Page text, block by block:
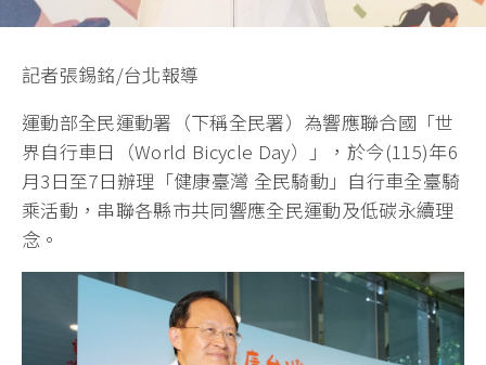
記者張錫銘/台北報導
運動部全民運動署（下稱全民署）為響應聯合國「世
界自行車日（World Bicycle Day）」，於今(115)年6
月3日至7日辦理「健康臺灣 全民騎動」自行車全臺騎
乘活動，串聯各縣市共同響應全民運動及低碳永續理
念。